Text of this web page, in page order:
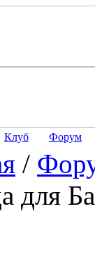
Клуб Форум
/
для